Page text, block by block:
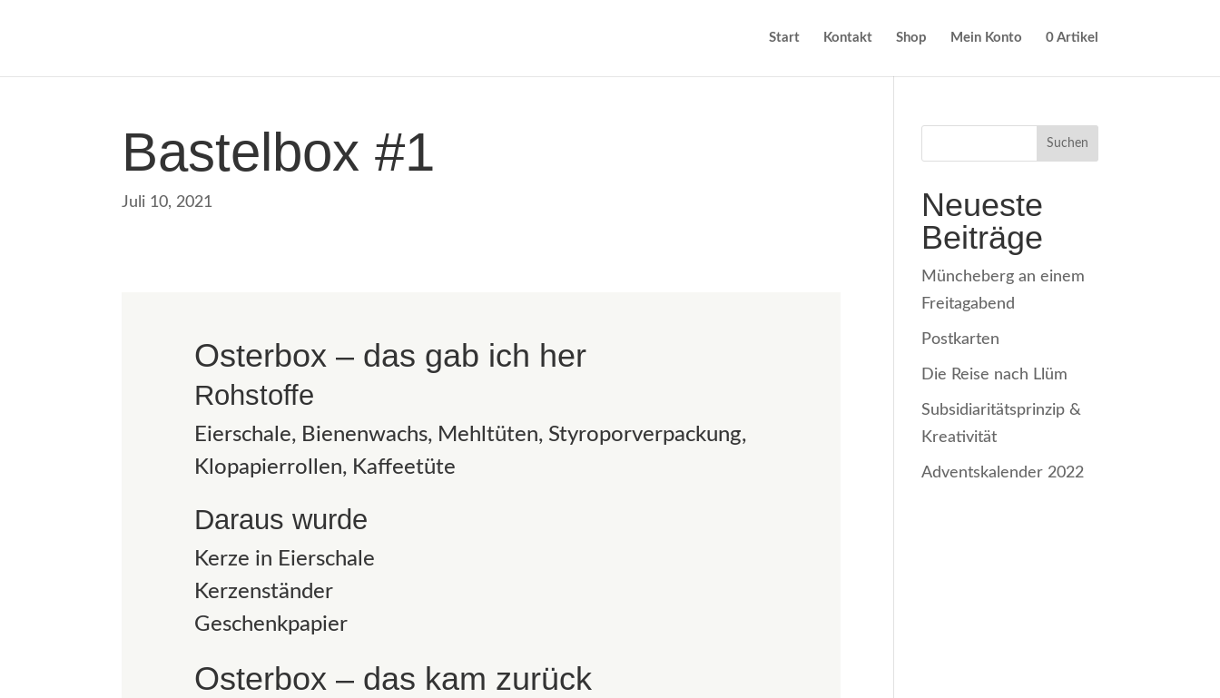
Start Kontakt Shop Mein Konto 0 Artikel
Bastelbox #1
Juli 10, 2021
Osterbox – das gab ich her
Rohstoffe
Eierschale, Bienenwachs, Mehltüten, Styroporverpackung,
Klopapierrollen, Kaffeetüte
Daraus wurde
Kerze in Eierschale
Kerzenständer
Geschenkpapier
Osterbox – das kam zurück
Neueste
Beiträge
Müncheberg an einem
Freitagabend
Postkarten
Die Reise nach Llüm
Subsidiaritätsprinzip &
Kreativität
Adventskalender 2022